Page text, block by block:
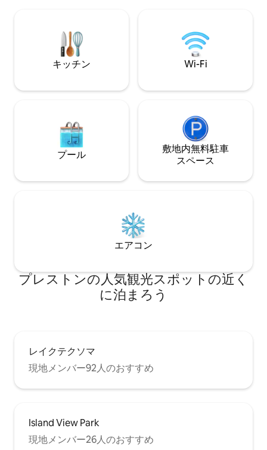
がらおしゃべりするのに最適です。家族
旅行に最適です。小型犬は歓迎します
が、キリンはお断りです！
クスして、この訪
い！
キッチン Wi-Fi
プール
敷地内無料駐⁠車
ス⁠ペ⁠ー⁠ス
エアコン
プレストンの人気観光スポットの近く
に泊まろう
レイクテクソマ
現地メンバー92人のおすすめ
Island View Park
現地メンバー26人のおすすめ